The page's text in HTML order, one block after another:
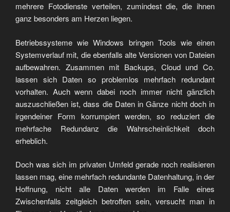
mehrere Fotodienste verteilen, zumindest die, die ihnen
ganz besonders am Herzen liegen.
Betriebssysteme wie Windows bringen Tools wie einen
Systemverlauf mit, die ebenfalls alte Versionen von Dateien
aufbewahren. Zusammen mit Backups, Cloud und Co.
lassen sich Daten so problemlos mehrfach redundant
vorhalten. Auch wenn dabei noch immer nicht gänzlich
auszuschließen ist, dass die Daten in Gänze nicht doch in
irgendeiner Form korrumpiert werden, so reduziert die
mehrfache Redundanz die Wahrscheinlichkeit doch
erheblich.
Doch was sich im privaten Umfeld gerade noch realisieren
lassen mag, eine mehrfach redundante Datenhaltung, in der
Hoffnung, nicht alle Daten werden im Falle eines
Zwischenfalls zeitgleich betroffen sein, versucht man in